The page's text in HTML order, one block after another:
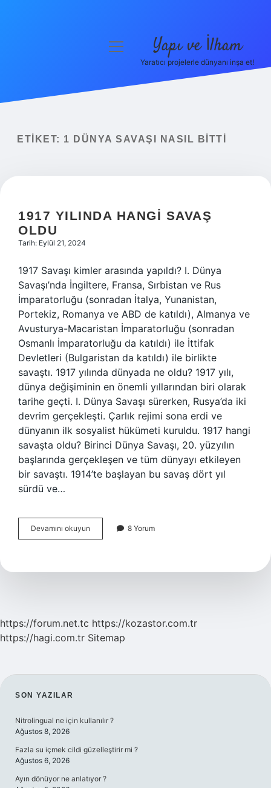
Yasal Uyarı
menüyü
Yapı ve İlham
Yaratıcı projelerle dünyanı inşa et!
ETIKET: 1 DÜNYA SAVAŞI NASIL BITTI
1917 YILINDA HANGI SAVAŞ
OLDU
Tarih: Eylül 21, 2024
1917 Savaşı kimler arasında yapıldı? I. Dünya
Savaşı’nda İngiltere, Fransa, Sırbistan ve Rus
İmparatorluğu (sonradan İtalya, Yunanistan,
Portekiz, Romanya ve ABD de katıldı), Almanya ve
Avusturya-Macaristan İmparatorluğu (sonradan
Osmanlı İmparatorluğu da katıldı) ile İttifak
Devletleri (Bulgaristan da katıldı) ile birlikte
savaştı. 1917 yılında dünyada ne oldu? 1917 yılı,
dünya değişiminin en önemli yıllarından biri olarak
tarihe geçti. I. Dünya Savaşı sürerken, Rusya’da iki
devrim gerçekleşti. Çarlık rejimi sona erdi ve
dünyanın ilk sosyalist hükümeti kuruldu. 1917 hangi
savaşta oldu? Birinci Dünya Savaşı, 20. yüzyılın
başlarında gerçekleşen ve tüm dünyayı etkileyen
bir savaştı. 1914’te başlayan bu savaş dört yıl
sürdü ve…
Devamını okuyun
Yılında
Oldu
8 Yorum
https://forum.net.tc https://kozastor.com.tr
https://hagi.com.tr Sitemap
SIDEBAR
SON YAZILAR
Nitrolingual ne için kullanılır ?
Ağustos 8, 2026
Fazla su içmek cildi güzelleştirir mi ?
Ağustos 6, 2026
Ayın dönüyor ne anlatıyor ?